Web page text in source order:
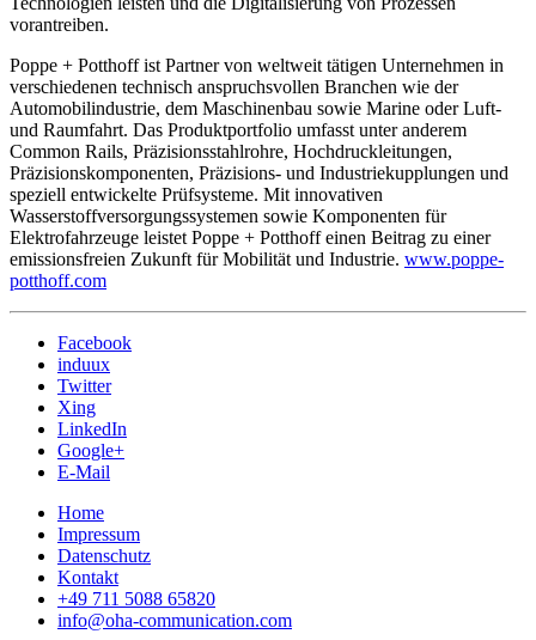
vorantreiben.
Poppe + Potthoff ist Partner von weltweit tätigen Unternehmen in
verschiedenen technisch anspruchsvollen Branchen wie der
Automobilindustrie, dem Maschinenbau sowie Marine oder Luft-
und Raumfahrt. Das Produktportfolio umfasst unter anderem
Common Rails, Präzisionsstahlrohre, Hochdruckleitungen,
Präzisionskomponenten, Präzisions- und Industriekupplungen und
speziell entwickelte Prüfsysteme. Mit innovativen
Wasserstoffversorgungssystemen sowie Komponenten für
Elektrofahrzeuge leistet Poppe + Potthoff einen Beitrag zu einer
emissionsfreien Zukunft für Mobilität und Industrie. www.poppe-
potthoff.com
Facebook
induux
Twitter
Xing
LinkedIn
Google+
E-Mail
Home
Impressum
Datenschutz
Kontakt
+49 711 5088 65820
info@oha-communication.com